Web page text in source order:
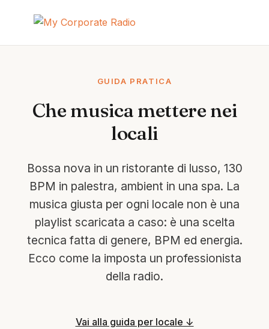
GUIDA PRATICA
Che musica mettere nei
locali
Bossa nova in un ristorante di lusso, 130
BPM in palestra, ambient in una spa. La
musica giusta per ogni locale non è una
playlist scaricata a caso: è una scelta
tecnica fatta di genere, BPM ed energia.
Ecco come la imposta un professionista
della radio.
Vai alla guida per locale ↓